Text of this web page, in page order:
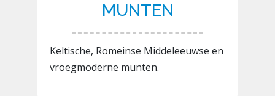
MUNTEN
Keltische, Romeinse Middeleeuwse en
vroegmoderne munten.